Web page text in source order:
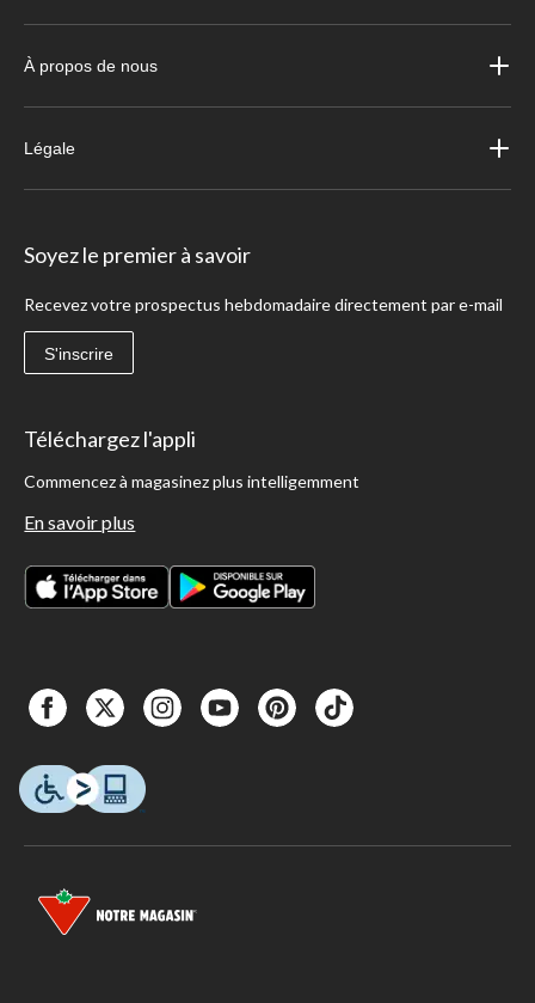
À propos de nous
Légale
Soyez le premier à savoir
Recevez votre prospectus hebdomadaire directement par e-mail
S'inscrire
Téléchargez l'appli
Commencez à magasinez plus intelligemment
En savoir plus